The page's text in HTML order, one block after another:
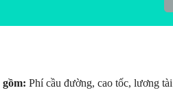
gồm: Phí cầu đường, cao tốc, lương